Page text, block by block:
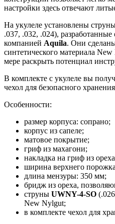
настройки здесь отвечают
На укулеле установлены
.037, .032, .024), разработанные
компанией Aquila. Они
синтетического материала
мере раскрыть потенциал
В комплекте с укулеле вы
чехол для безопасного
Особенности:
размер корпуса: сопрано;
корпус из сапеле;
матовое покрытие;
гриф из махагони;
накладка на гриф из
ширина верхнего
длина мензуры: 350 мм;
бридж из ореха,
струны UWNY-4-SO
New Nylgut;
в комплекте чехол для